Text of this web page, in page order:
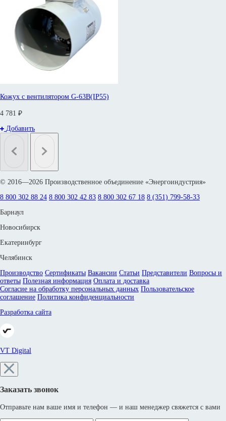
Кожух с вентилятором G-63B(IP55)
4 781 ₽
Добавить
© 2016—2026 Производственное объединение «Энергоиндустрия»
8 800 302 88 24 8 800 302 42 83 8 800 302 67 18 8 (351) 799-58-33
Барнаул
Новосибирск
Екатеринбург
Челябинск
Производство Сертификаты Вакансии Статьи Представители Вопросы и
ответы Полезная информация Оплата и доставка
Согласие на обработку персональных данных Пользовательское
соглашение Политика конфиденциальности
Разработка сайта
VT Digital
Заказать звонок
Отправьте нам ваше имя и телефон — и наш менеджер свяжется с вами